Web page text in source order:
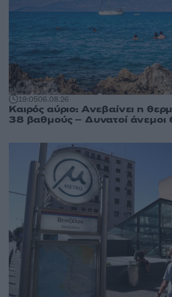
19:0506.08.26
Καιρός αύριο: Ανεβαίνει η
38 βαθμούς – Δυνατοί